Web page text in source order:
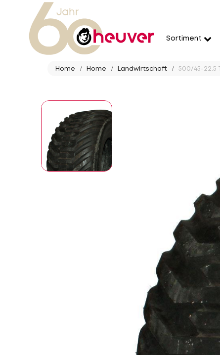
Sortiment
Home Home Landwirtschaft 500/45-22.5